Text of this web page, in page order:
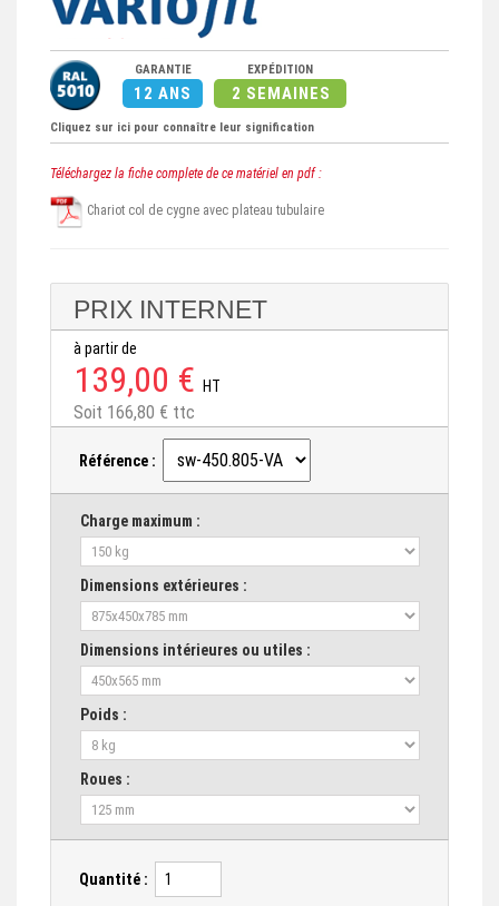
GARANTIE
12 ANS
EXPÉDITION
2 SEMAINES
Cliquez sur ici pour connaître leur signification
Téléchargez la fiche complete de ce matériel en pdf :
Chariot col de cygne avec plateau tubulaire
PRIX INTERNET
à partir de
139,00 € HT
Soit 166,80 € ttc
Référence :
Charge maximum :
Dimensions extérieures :
Dimensions intérieures ou utiles :
Poids :
Roues :
Quantité :